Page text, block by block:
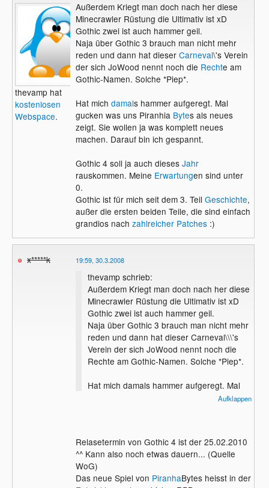
thevamp hat
kostenlosen
Webspace.
Außerdem Kriegt man doch nach her diese
Minecrawler Rüstung die Ultimativ ist xD
Gothic zwei ist auch hammer geil.
Naja über Gothic 3 brauch man nicht mehr
reden und dann hat dieser Carneval\'s Verein
der sich JoWood nennt noch die Rechte am
Gothic-Namen. Solche *Piep*.
Hat mich damals hammer aufgeregt. Mal
gucken was uns Piranhia Bytes als neues
zeigt. Sie wollen ja was komplett neues
machen. Darauf bin ich gespannt.
Gothic 4 soll ja auch dieses Jahr
rauskommen. Meine Erwartungen sind unter
0.
Gothic ist für mich seit dem 3. Teil Geschichte,
außer die ersten beiden Teile, die sind einfach
grandios nach zahlreicher Patches:)
x*****k 19:59, 30.3.2008
thevamp schrieb:
Außerdem Kriegt man doch nach her diese
Minecrawler Rüstung die Ultimativ ist xD
Gothic zwei ist auch hammer geil.
Naja über Gothic 3 brauch man nicht mehr
reden und dann hat dieser Carneval\\\'s
Verein der sich JoWood nennt noch die
Rechte am Gothic-Namen. Solche *Piep*.
Hat mich damals hammer aufgeregt. Mal
gucken was uns Piranhia Bytes als neues
Gothic 4 soll ja auch dieses Jahr
rauskommen. Meine Erwartungen sind
unter 0.
Gothic ist für mich seit dem 3. Teil
Aufklappen
Relasetermin von Gothic 4 ist der 25.02.2010
^^ Kann also noch etwas dauern... (Quelle
WoG)
Das neue Spiel von PiranhaBytes heisst in der